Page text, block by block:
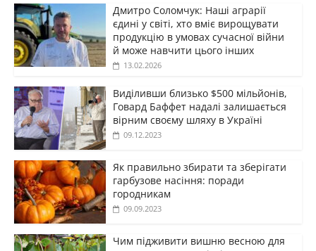
Дмитро Соломчук: Наші аграрії
єдині у світі, хто вміє вирощувати
продукцію в умовах сучасної війни
й може навчити цього інших
13.02.2026
Виділивши близько $500 мільйонів,
Говард Баффет надалі залишається
вірним своєму шляху в Україні
09.12.2023
Як правильно збирати та зберігати
гарбузове насіння: поради
городникам
09.09.2023
Чим підживити вишню весною для